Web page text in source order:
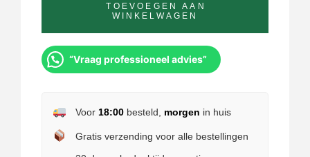
TOEVOEGEN AAN
WINKELWAGEN
“Vraag professioneel advies”
Voor 18:00besteld, morgen in huis
Gratis verzending voor alle bestellingen